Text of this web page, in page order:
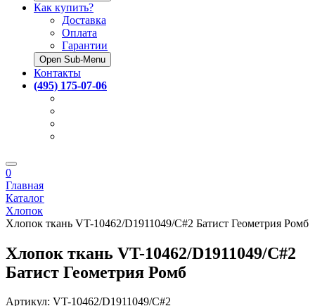
Как купить?
Доставка
Оплата
Гарантии
Open Sub-Menu
Контакты
(495) 175-07-06
0
Главная
Каталог
Хлопок
Хлопок ткань VT-10462/D1911049/C#2 Батист Геометрия Ромб
Хлопок ткань VT-10462/D1911049/C#2
Батист Геометрия Ромб
Артикул: VT-10462/D1911049/C#2